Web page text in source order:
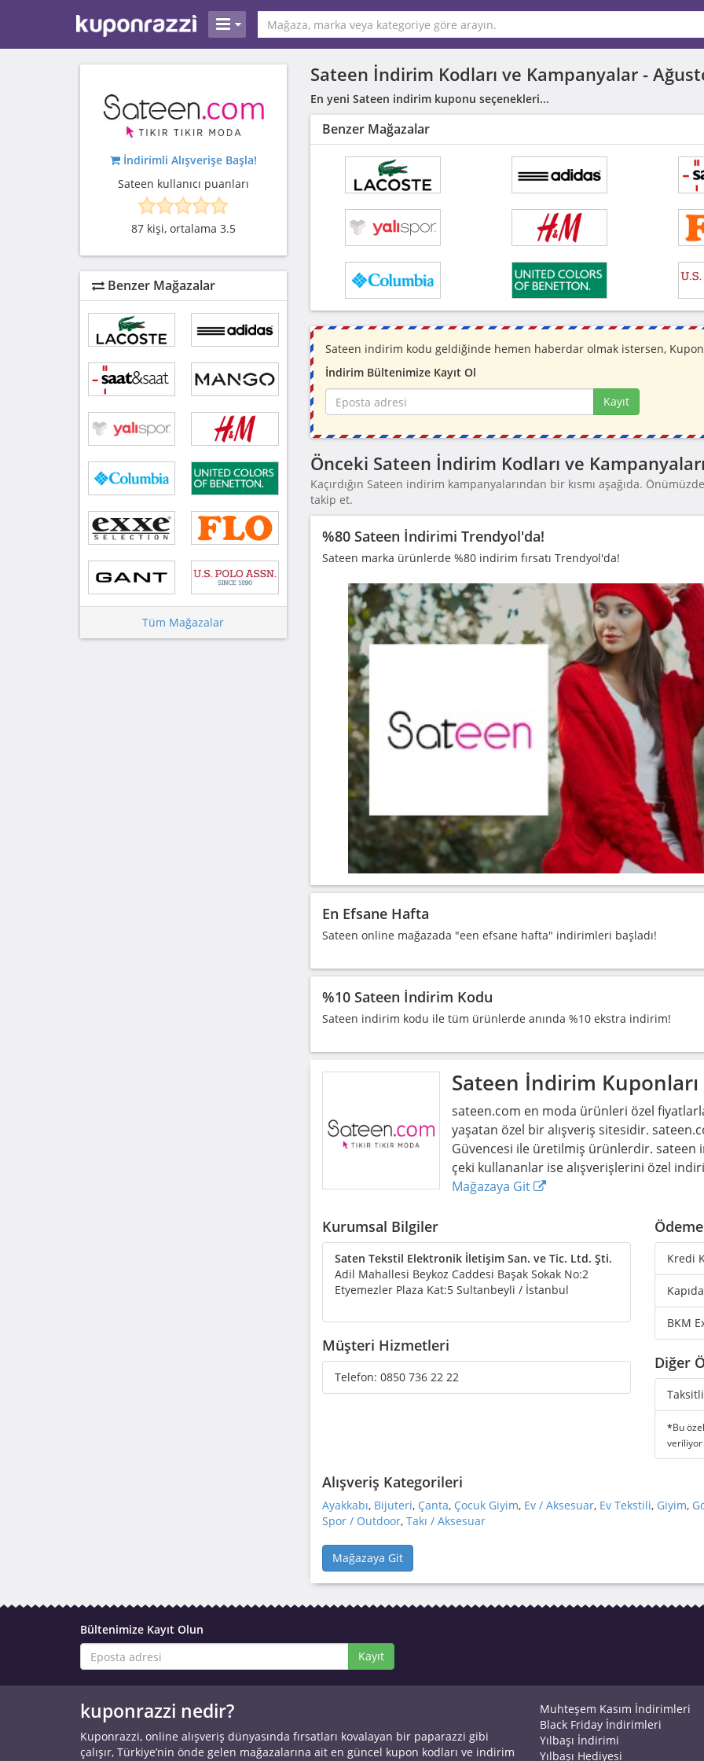
Sateen İndirim Kodları ve Kampanyalar -
En yeni Sateen indirim kuponu seçenekleri...
İndirimli Alışverişe Başla!
Sateen kullanıcı puanları
87 kişi, ortalama 3.5
Benzer Mağazalar
Sateen indirim kodu geldiğinde hemen haberdar olmak istersen,
İndirim Bültenimize Kayıt Ol
Kayıt
Önceki Sateen İndirim Kodları ve
Kaçırdığın Sateen indirim kampanyalarından bir kısmı aşağıda.
takip et.
%80 Sateen İndirimi Trendyol'da!
Sateen marka ürünlerde %80 indirim fırsatı Trendyol'da!
En Efsane Hafta
Sateen online mağazada "een efsane hafta" indirimleri başladı!
%10 Sateen İndirim Kodu
Sateen indirim kodu ile tüm ürünlerde anında %10 ekstra indirim!
Sateen İndirim Kuponları
sateen.com en moda ürünleri özel
yaşatan özel bir alışveriş sitesidir.
Güvencesi ile üretilmiş ürünlerdir. sateen
çeki kullananlar ise alışverişlerini özel
Mağazaya Git
Kurumsal Bilgiler
Saten Tekstil Elektronik İletişim San. ve Tic. Ltd. Şti.
Adil Mahallesi Beykoz Caddesi Başak Sokak No:2
Etyemezler Plaza Kat:5 Sultanbeyli / İstanbul
Müşteri Hizmetleri
Telefon: 0850 736 22 22
Kredi
BKM
Diğer
*Bu
Alışveriş Kategorileri
Ayakkabı, Bijuteri, Çanta, Çocuk Giyim, Ev / Aksesuar, Ev Tekstili, Giyim,
Spor / Outdoor, Takı / Aksesuar
Mağazaya Git
Benzer Mağazalar
Tüm Mağazalar
Bültenimize Kayıt Olun
Kayıt
kuponrazzi nedir?
Kuponrazzi, online alışveriş dünyasında fırsatları kovalayan bir paparazzi gibi
çalışır, Türkiye’nin önde gelen mağazalarına ait en güncel kupon kodları ve indirim
Muhteşem Kasım İndirimleri
Black Friday İndirimleri
Yılbaşı İndirimi
Yılbaşı Hediyesi